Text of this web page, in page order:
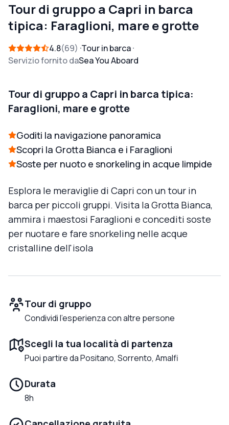
Tour di gruppo a Capri in barca
tipica: Faraglioni, mare e grotte
4.8 69
Tour in barca
Servizio fornito daSea You Aboard
Tour di gruppo a Capri in barca tipica:
Faraglioni, mare e grotte
Goditi la navigazione panoramica
Scopri la Grotta Bianca e i Faraglioni
Soste per nuoto e snorkeling in acque limpide
Esplora le meraviglie di Capri con un tour in
barca per piccoli gruppi. Visita la Grotta Bianca,
ammira i maestosi Faraglioni e concediti soste
per nuotare e fare snorkeling nelle acque
cristalline dell'isola
Tour di gruppo
Condividi l'esperienza con altre persone
Scegli la tua località di partenza
Puoi partire da Positano, Sorrento, Amalfi
Durata
8h